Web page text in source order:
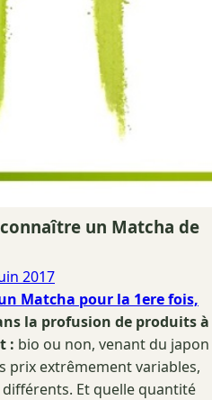
un Matcha de
2017
Matcha pour la 1ere fois,
la profusion de produits à
: bio ou non, venant du japon
prix extrêmement variables,
Et quelle quantité